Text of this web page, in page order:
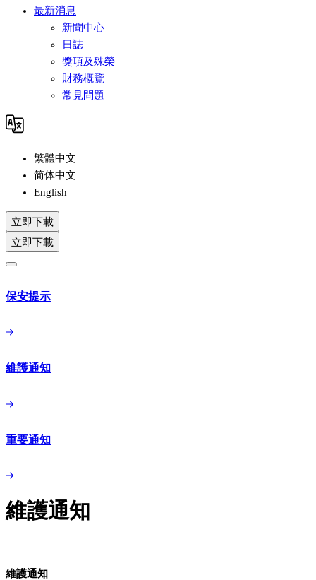
最新消息
新聞中心
日誌
獎項及殊榮
財務概覽
常見問題
繁體中文
简体中文
English
立即下載
立即下載
保安提示
維護通知
重要通知
維護通知
維護通知